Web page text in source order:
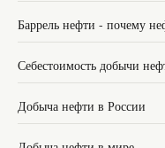
Баррель нефти - почему
Себестоимость добычи
Добыча нефти в России